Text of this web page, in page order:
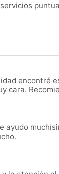
encontré
cara.
ayudo